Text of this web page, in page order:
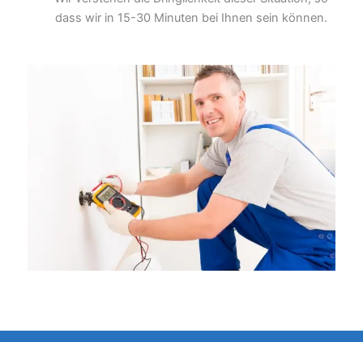
dass wir in 15-30 Minuten bei Ihnen sein können.